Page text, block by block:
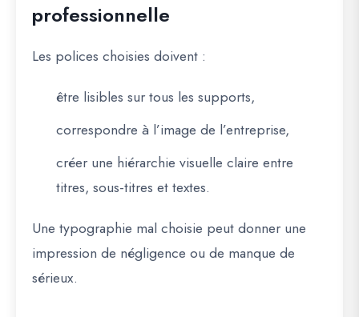
professionnelle
Les polices choisies doivent :
être lisibles sur tous les supports,
correspondre à l’image de l’entreprise,
créer une hiérarchie visuelle claire entre
titres, sous-titres et textes.
Une typographie mal choisie peut donner une
impression de négligence ou de manque de
sérieux.